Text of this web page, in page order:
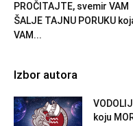
PROČITAJTE, svemir VAM
ŠALJE TAJNU PORUKU
VAM...
Izbor autora
koju